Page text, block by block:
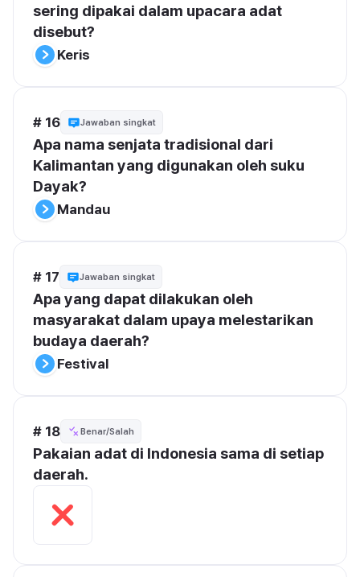
sering dipakai dalam upacara adat
disebut?
Keris
# 16 Jawaban singkat
Apa nama senjata tradisional dari
Kalimantan yang digunakan oleh suku
Dayak?
Mandau
# 17 Jawaban singkat
Apa yang dapat dilakukan oleh
masyarakat dalam upaya melestarikan
budaya daerah?
Festival
# 18 Benar/Salah
Pakaian adat di Indonesia sama di setiap
daerah.